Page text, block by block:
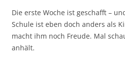
Die erste Woche ist geschafft –
Schule ist eben doch anders als
macht ihm noch Freude. Mal
anhält.